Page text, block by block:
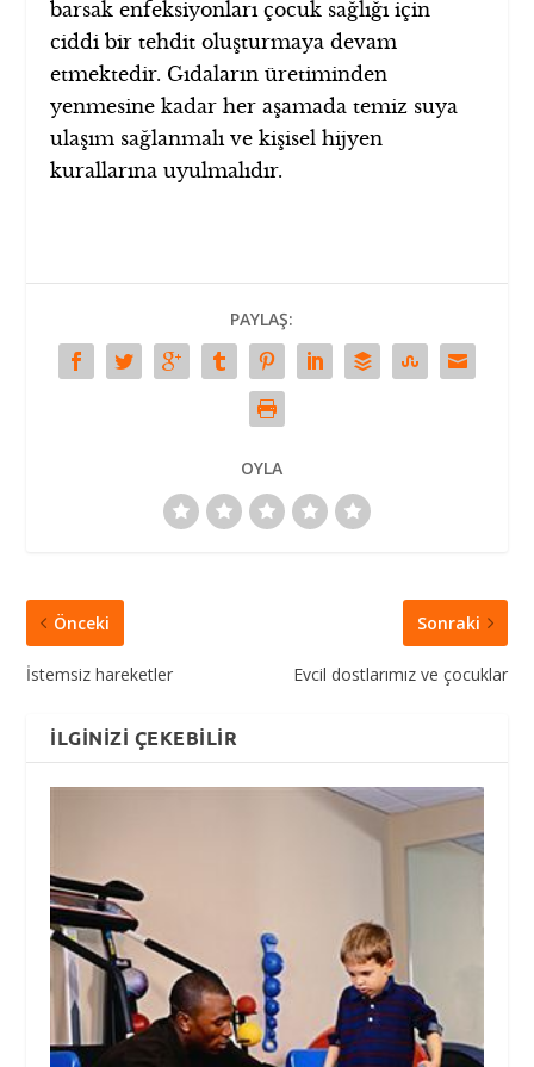
barsak enfeksiyonları çocuk sağlığı için
ciddi bir tehdit oluşturmaya devam
etmektedir. Gıdaların üretiminden
yenmesine kadar her aşamada temiz suya
ulaşım sağlanmalı ve kişisel hijyen
kurallarına uyulmalıdır.
PAYLAŞ:
OYLA
Önceki
İstemsiz hareketler
Sonraki
Evcil dostlarımız ve çocuklar
İLGINIZI ÇEKEBILIR